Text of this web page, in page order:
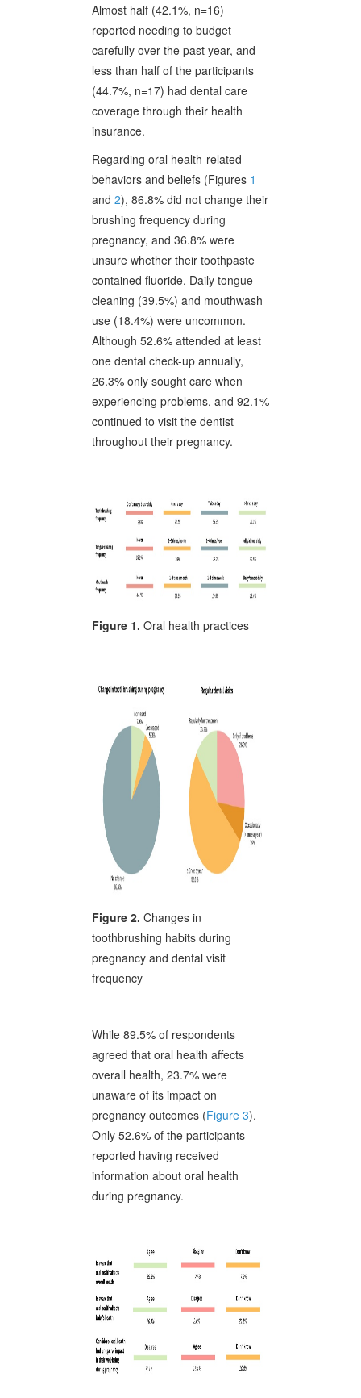
Almost half (42.1%, n=16)
reported needing to budget
carefully over the past year, and
less than half of the participants
(44.7%, n=17) had dental care
coverage through their health
insurance.
Regarding oral health-related
behaviors and beliefs (Figures 1
and 2), 86.8% did not change their
brushing frequency during
pregnancy, and 36.8% were
unsure whether their toothpaste
contained fluoride. Daily tongue
cleaning (39.5%) and mouthwash
use (18.4%) were uncommon.
Although 52.6% attended at least
one dental check-up annually,
26.3% only sought care when
experiencing problems, and 92.1%
continued to visit the dentist
throughout their pregnancy.
Figure 1. Oral health practices
Figure 2. Changes in
toothbrushing habits during
pregnancy and dental visit
frequency
While 89.5% of respondents
agreed that oral health affects
overall health, 23.7% were
unaware of its impact on
pregnancy outcomes (Figure 3).
Only 52.6% of the participants
reported having received
information about oral health
during pregnancy.